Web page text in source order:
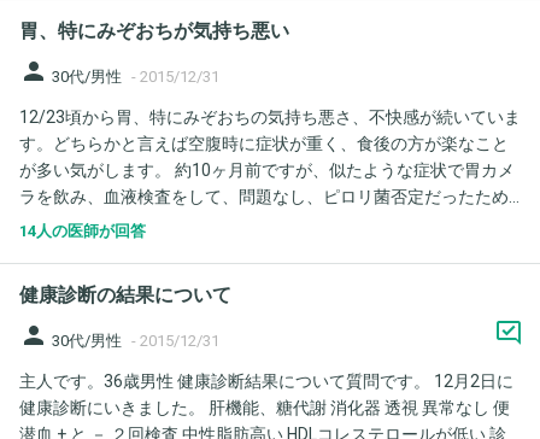
した。 消化器外科の先生は我慢出来ない痛み、軽く押しただけで
激痛、歩くのも困難と仰っていたので、判断が難しいのですが、
便秘気味ですが、便の色は正常、熱もありません。へそ周りの軽
い腹痛も便意が伴っている感じでそれ以外では殆どない状態で
す。よろしくお願いします。
胃、特にみぞおちが気持ち悪い
person 30代/男性 - 2015/12/31
12/23頃から胃、特にみぞおちの気持ち悪さ、不快感が続いていま
す。どちらかと言えば空腹時に症状が重く、食後の方が楽なこと
が多い気がします。 約10ヶ月前ですが、似たような症状で胃カメ
ラを飲み、血液検査をして、問題なし、ピロリ菌否定だったため
機能性ディスペプシアとの診断で、定期的にアコファイドを処方
されましたが精神的なストレスによるところも大きいとは思いま
すが、年末ということもあってお酒を飲む機会も多かったとは思
いと思います。 10ヶ月前も胃腸炎の診断→嘔吐、下痢は回復した
ものの不快感がずっと取れなかったということだったのですが、
14人の医師が回答
健康診断の結果について
person 30代/男性 - 2015/12/31
主人です。36歳男性 健康診断結果について質問です。 12月2日に
健康診断にいきました。 肝機能、糖代謝 消化器 透視 異常なし 便
潜血 + と － ２回検査 中性脂肪高い HDLコレステロールが低い 診